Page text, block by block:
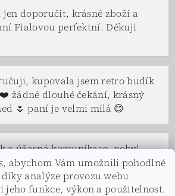
jen doporučit, krásné zboží a
Fialovou perfektní. Děkuji
kupovala jsem retro budík
žádné dlouhé čekání, krásný
🌷 paní je velmi milá 😊
a úžasná komunikace, nebyl
domluvit. Paní Fialová a
vstřícná a ochotná, ve
a s úsměvem. Děkuji.
abychom Vám umožnili pohodlné
analýze provozu webu
jeho funkce, výkon a použitelnost.